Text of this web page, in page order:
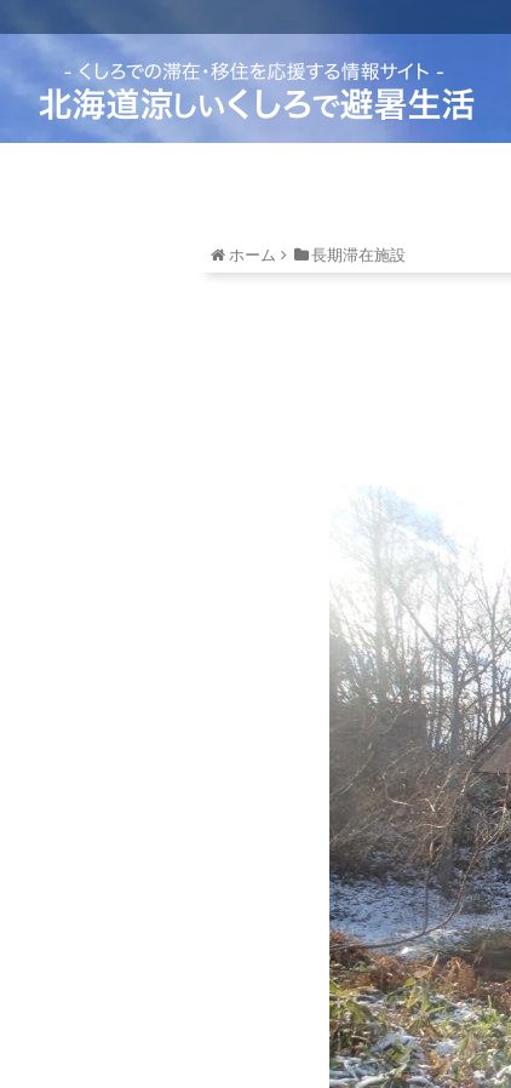
ホーム 長期滞在施設